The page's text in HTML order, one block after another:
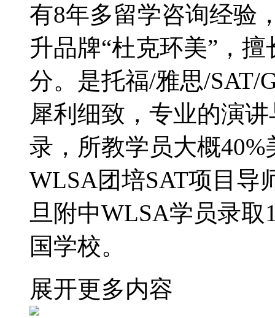
有8年多留学咨询经验
升品牌“杜克环美”，
分。是托福/雅思/SAT/
犀利细致，专业的演
录，所教学员大概
WLSA团培SAT项目导
旦附中WLSA学员录取
国学校。
展开更多内容